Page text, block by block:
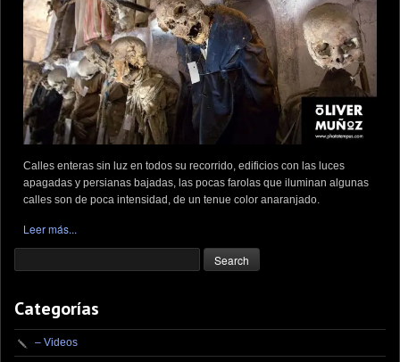
Calles enteras sin luz en todos su recorrido, edificios con las luces
apagadas y persianas bajadas, las pocas farolas que iluminan algunas
calles son de poca intensidad, de un tenue color anaranjado.
Leer más...
Categorías
– Videos